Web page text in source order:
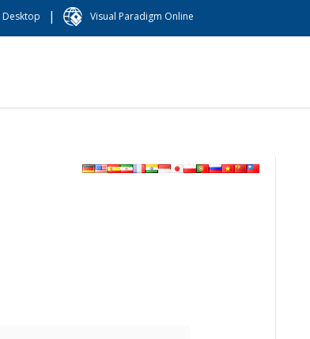
Desktop | Visual Paradigm Online